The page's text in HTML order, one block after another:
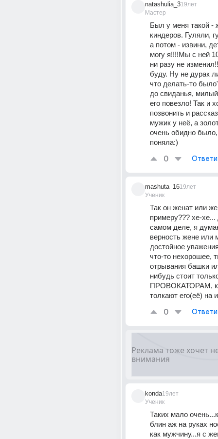
natashulia_3
Мастер
19лет
Был у меня такой -
киндеров. Гуляли,
а потом - извини,
могу я!!!!Мы с ней
ни разу не
буду. Ну не дурак
что делать-то
до свиданья,
его повезло! Так и
позвонить и
мужик у неё, а
очень обидно
поняла:)
0
mashuta_16
Ученик
19лет
Так он женат или
примеру??? хе-хе...
самом деле, я
верность жене или
достойное
что-то нехорошее,
отрывания башки
нибудь стоит
ПРОВОКАТОРАМ,
толкают его(её) на
0
konda
Ученик
19лет
Таких мало
блин аж на руках
как мужчину...я с